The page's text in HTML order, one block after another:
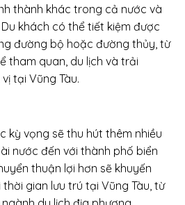
thành khác trong cả nước và
khách có thể tiết kiệm được
đường bộ hoặc đường thủy, từ
tham quan, du lịch và trải
tại Vũng Tàu.
kỳ vọng sẽ thu hút thêm nhiều
nước đến với thành phố biển
thuận lợi hơn sẽ khuyến
gian lưu trú tại Vũng Tàu, từ